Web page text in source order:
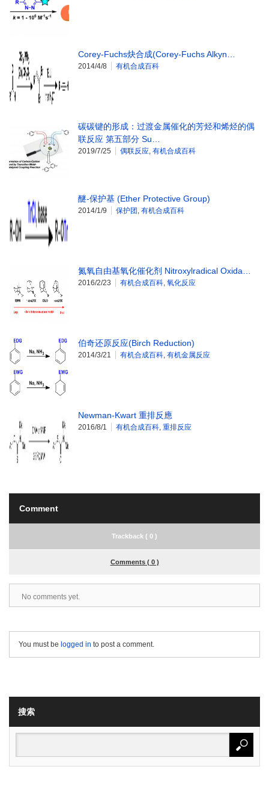
Corey-Fuchs炔合成(Corey-Fuchs Alkyn…
2014/4/8 有机合成百科
碳碳键的形成：过渡金属催化的芳烃和烯烃的偶
联反应 第五部分 Su…
2019/7/25 偶联反应, 有机合成百科
醚-保护基 (Ether Protective Group)
2014/1/9 保护团 , 有机合成百科
氮氧自由基氧化催化剂 Nitroxylradical Oxida…
2016/2/23 有机合成百科, 氧化反应
伯奇还原反应(Birch Reduction)
2014/3/21 有机合成百科, 有机金属反应
Newman-Kwart 重排反應
2016/8/1 有机合成百科, 重排反应
Comment
Trackback ( 0 )
Comments ( 0 )
No comments yet.
You must be logged in to post a comment.
搜索